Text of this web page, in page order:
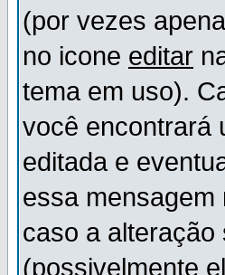
(por vezes
no icone editar
tema em uso).
você encontrará
editada e
essa mensagem
caso a alteração
(possivelmente